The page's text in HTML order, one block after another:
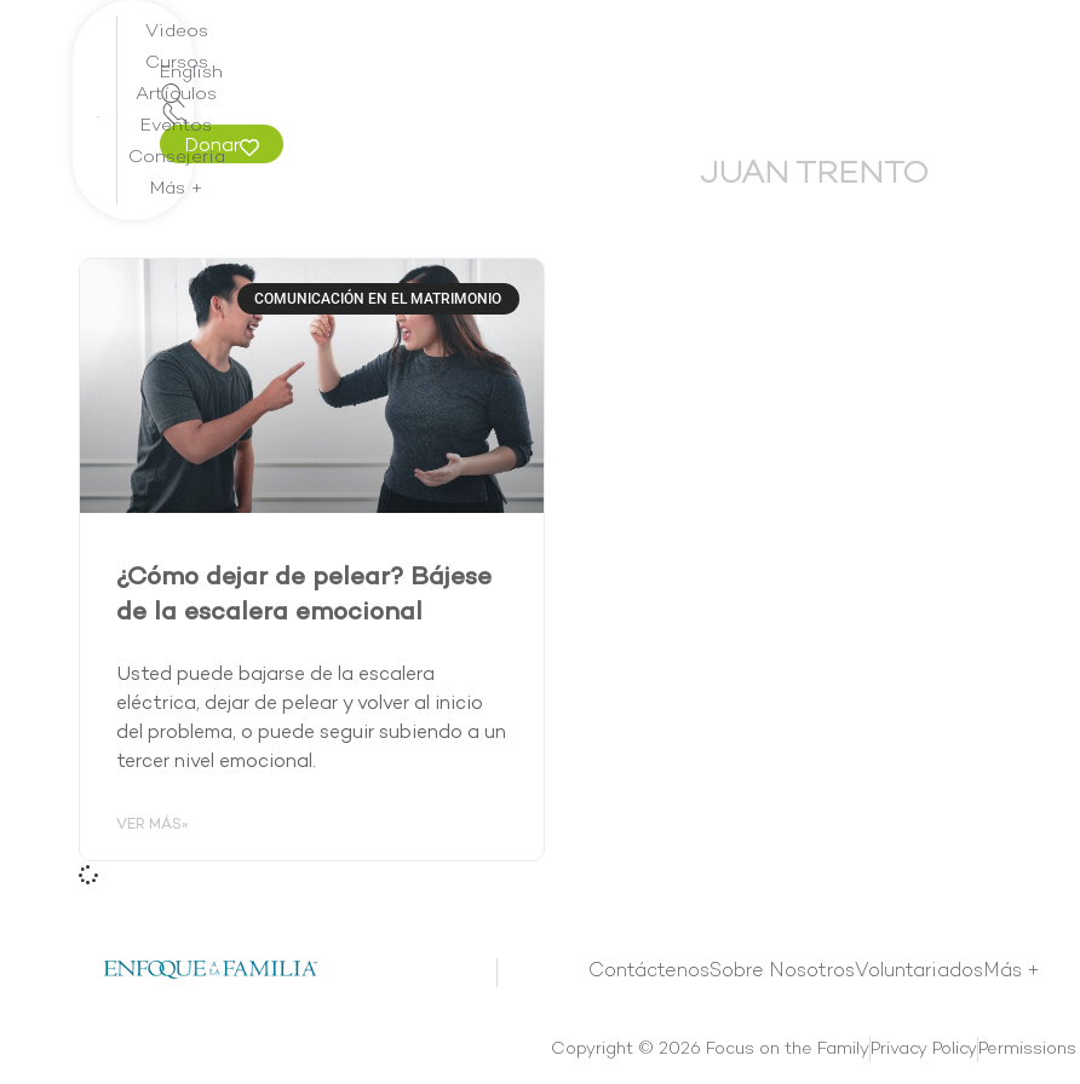
Videos
Cursos
Artículos
Eventos
Consejería
Más +
English
Donar
JUAN TRENTO
COMUNICACIÓN EN EL MATRIMONIO
¿Cómo dejar de pelear? Bájese
de la escalera emocional
Usted puede bajarse de la escalera
eléctrica, dejar de pelear y volver al inicio
del problema, o puede seguir subiendo a un
tercer nivel emocional.
VER MÁS»
ContáctenosSobre NosotrosVoluntariadosMás +
Copyright © 2026 Focus on the FamilyPrivacy PolicyPermissions